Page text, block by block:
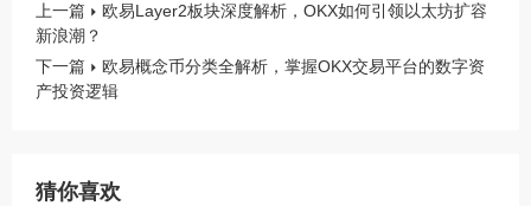
上一篇
欧易Layer2板块深度解析，OKX如何引领以太坊扩容
新浪潮？
下一篇
欧易概念币分类全解析，掌握OKX交易平台的数字资
产投资逻辑
猜你喜欢